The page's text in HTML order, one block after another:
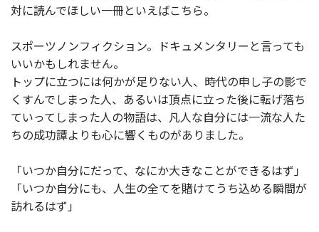
対に読んでほしい一冊といえばこちら。
スポーツノンフィクション。ドキュメンタリーと言っても
いいかもしれません。
トップに立つには何かが足りない人、時代の申し子の影で
くすんでしまった人、あるいは頂点に立った後に転げ落ち
ていってしまった人の物語は、凡人な自分には一流な人た
ちの成功譚よりも心に響くものがありました。
「いつか自分にだって、なにか大きなことができるはず」
「いつか自分にも、人生の全てを賭けてうち込める瞬間が
訪れるはず」